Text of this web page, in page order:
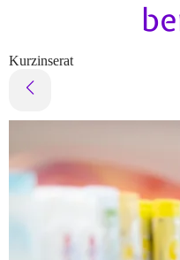
Kurzinserat